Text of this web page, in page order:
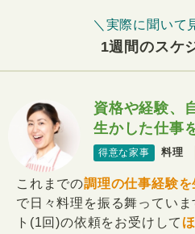
＼実際に聞いて
1週間のスケ
資格や経験、
生かした仕事
得意な家事 料理
これまでの調理の仕事経験を
で日々料理を振る舞ってい
ト(1回)の依頼をお受けして